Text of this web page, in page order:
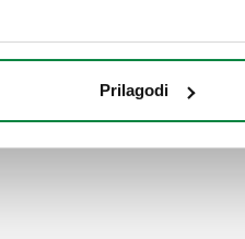
Prilagodi